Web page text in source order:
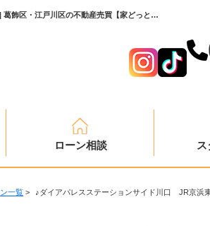
♪ダイアパレスステーションサイド川口 JR京浜東北線【川口】駅から徒歩6分♪【更新】 | 葛飾区・江戸川区の不動産売買【家どっと葛飾】
ローン相談
一覧 > ♪ダイアパレスステーションサイド川口 JR京浜